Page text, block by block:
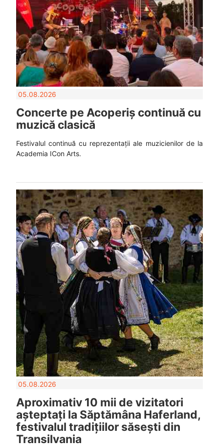
05.08.2026
Concerte pe Acoperiș continuă cu
muzică clasică
Festivalul continuă cu reprezentații ale muzicienilor de la
Academia ICon Arts.
05.08.2026
Aproximativ 10 mii de vizitatori
așteptați la Săptămâna Haferland,
festivalul tradițiilor săsești din
Transilvania